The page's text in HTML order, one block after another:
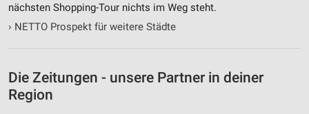
nächsten Shopping-Tour nichts im Weg steht.
› NETTO Prospekt für weitere Städte
Die Zeitungen - unsere Partner in deiner
Region